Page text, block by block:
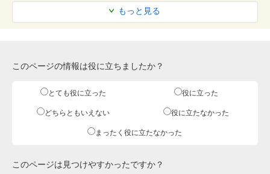
もっと見る
このページの情報は役に立ちましたか？
とても役に立った 役に立った
どちらともいえない 役に立たなかった
まったく役に立たなかった
このページは見つけやすかったですか？